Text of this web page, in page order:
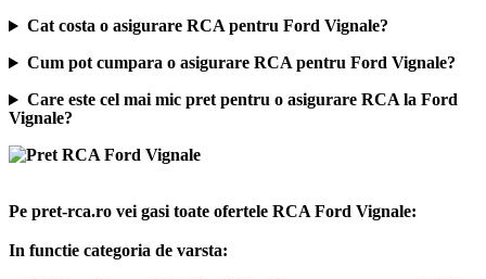
Cat costa o asigurare RCA pentru Ford Vignale?
Cum pot cumpara o asigurare RCA pentru Ford Vignale?
Care este cel mai mic pret pentru o asigurare RCA la Ford
Vignale?
Pe pret-rca.ro vei gasi toate ofertele RCA Ford Vignale:
In functie categoria de varsta: